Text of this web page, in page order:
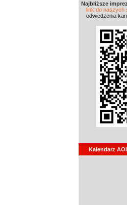
Najbliższe
link do naszych
odwiedzenia
Kalendarz